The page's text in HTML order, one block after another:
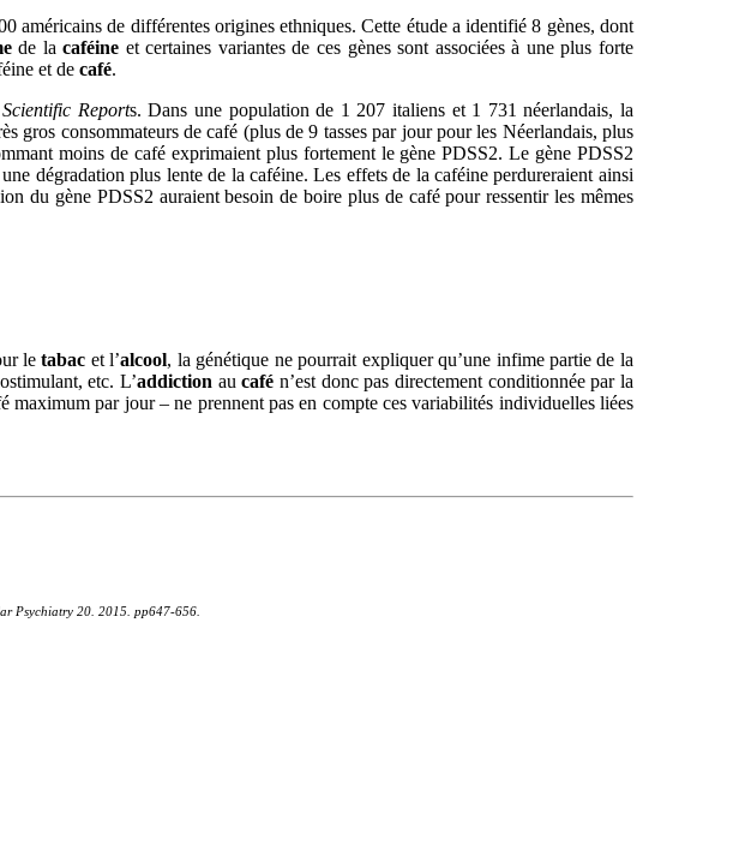
américains de différentes origines ethniques. Cette étude a identifié 8 gènes, dont
de lacaféine et certaines variantes de ces gènes sont associées à une plus forte
et de café.
Scientific Reports. Dans une population de 1 207 italiens et 1 731 néerlandais, la
gros consommateurs de café (plus de 9 tasses par jour pour les Néerlandais, plus
moins de café exprimaient plus fortement le gène PDSS2. Le gène PDSS2
dégradation plus lente de la caféine. Les effets de la caféine perdureraient ainsi
du gène PDSS2 auraient besoin de boire plus de café pour ressentir les mêmes
letabac et l’alcool, la génétique ne pourrait expliquer qu’une infime partie de la
etc. L’addiction aucafé n’est donc pas directement conditionnée par la
par jour – ne prennent pas en compte ces variabilités individuelles liées
Psychiatry 20. 2015. pp647-656.